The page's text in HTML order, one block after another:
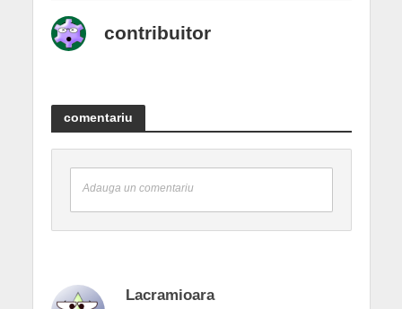
contribuitor
comentariu
Adauga un comentariu
Lacramioara